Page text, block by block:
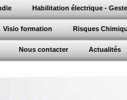
Habilitation électrique -
Visio formation Risques
Nous contacter Actualités